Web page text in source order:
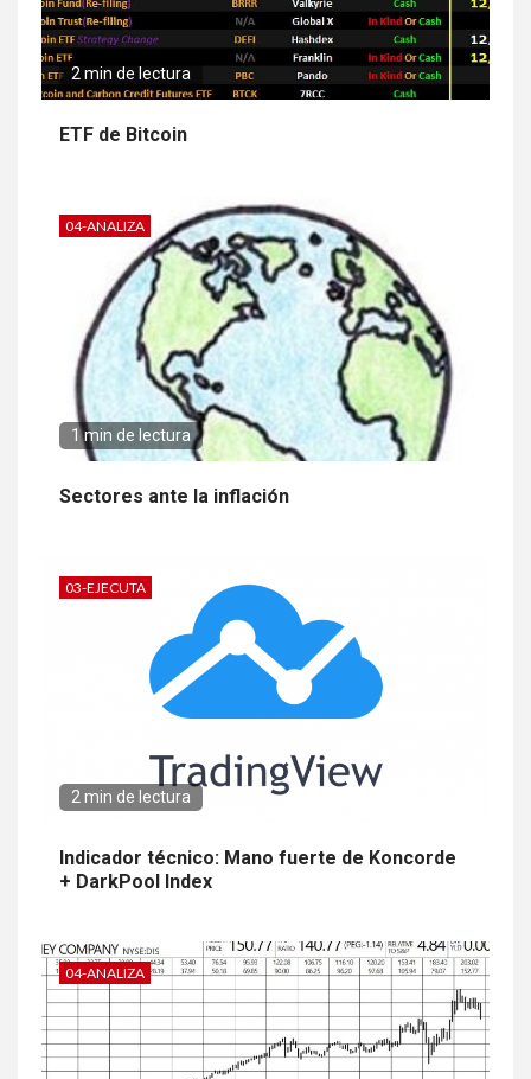
2 min de lectura
ETF de Bitcoin
04-ANALIZA
1 min de lectura
Sectores ante la inflación
03-EJECUTA
2 min de lectura
Indicador técnico: Mano fuerte de Koncorde
+ DarkPool Index
04-ANALIZA